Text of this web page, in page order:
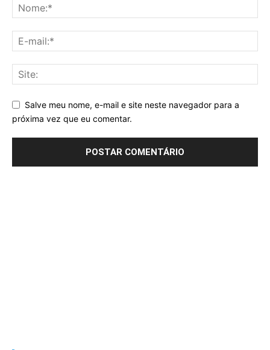
Salve meu nome, e-mail e site neste navegador para a
próxima vez que eu comentar.